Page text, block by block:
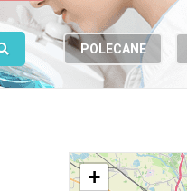
POLECANE
+